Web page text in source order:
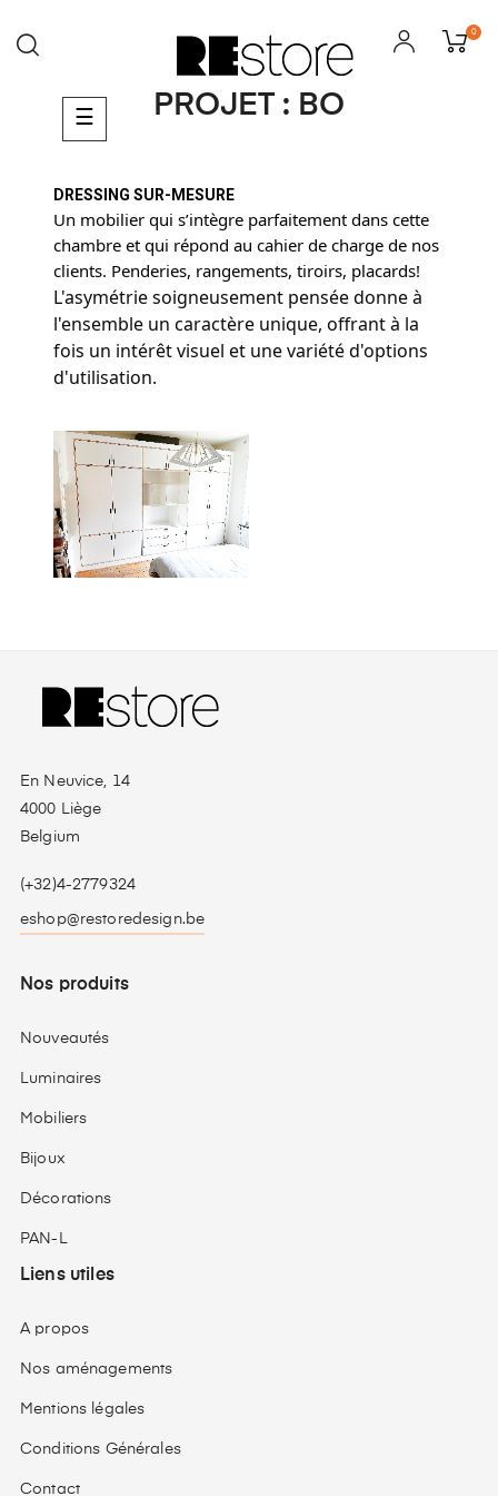
Basculer
la
☰
0
PROJET : BO
DRESSING SUR-MESURE
Un mobilier qui s’intègre parfaitement dans cette
chambre et qui répond au cahier de charge de nos
clients. Penderies, rangements, tiroirs, placards!
L'asymétrie soigneusement pensée donne à
l'ensemble un caractère unique, offrant à la
fois un intérêt visuel et une variété d'options
d'utilisation.
En Neuvice, 14
4000 Liège
Belgium
(+32)4-2779324
eshop@restoredesign.be
Nos produits
Nouveautés
Luminaires
Mobiliers
Bijoux
Décorations
PAN-L
Liens utiles
A propos
Nos aménagements
Mentions légales
Conditions Générales
Contact